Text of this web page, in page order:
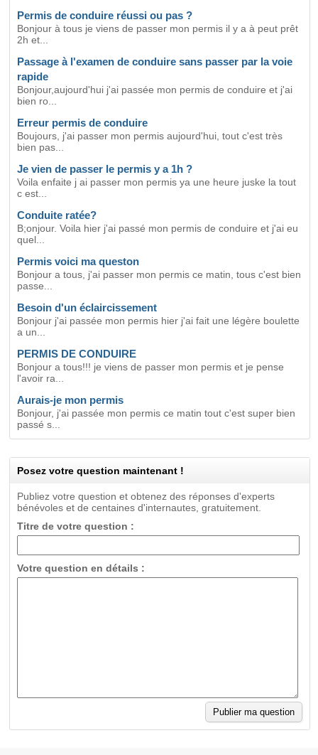
Permis de conduire réussi ou pas ?
Bonjour à tous je viens de passer mon permis il y a à peut prêt
2h et...
Passage à l'examen de conduire sans passer par la voie
rapide
Bonjour,aujourd'hui j'ai passée mon permis de conduire et j'ai
bien ro...
Erreur permis de conduire
Boujours, j'ai passer mon permis aujourd'hui, tout c'est très
bien pas...
Je vien de passer le permis y a 1h ?
Voila enfaite j ai passer mon permis ya une heure juske la tout
c est...
Conduite ratée?
B;onjour. Voila hier j'ai passé mon permis de conduire et j'ai eu
quel...
Permis voici ma queston
Bonjour a tous, j'ai passer mon permis ce matin, tous c'est bien
passe...
Besoin d'un éclaircissement
Bonjour j'ai passée mon permis hier j'ai fait une légère boulette
a un...
PERMIS DE CONDUIRE
Bonjour a tous!!! je viens de passer mon permis et je pense
l'avoir ra...
Aurais-je mon permis
Bonjour, j'ai passée mon permis ce matin tout c'est super bien
passé s...
Posez votre question maintenant !
Publiez votre question et obtenez des réponses d'experts
bénévoles et de centaines d'internautes, gratuitement.
Titre de votre question :
Votre question en détails :